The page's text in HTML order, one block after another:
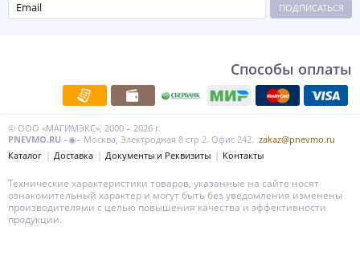
ПОДПИСАТЬСЯ
Способы оплаты
© ООО «МАГИМЭКС», 2000 – 2026 г.
PNEVMO.RU –◉– Москва, Электродная 8 стр 2. Офис 242. zakaz@pnevmo.ru
Каталог
Доставка Документы и Реквизиты Контакты
Технические характеристики товаров, указанные на сайте носят
ознакомительный характер и могут быть без уведомления изменены
производителями с целью повышения качества и эффективности
продукции.